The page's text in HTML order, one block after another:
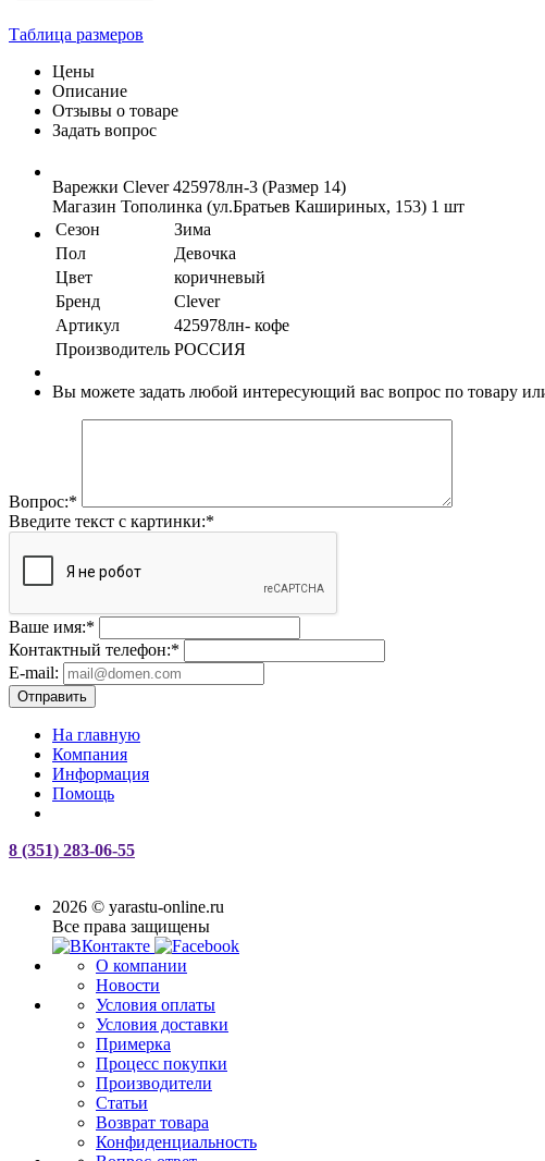
Таблица размеров
Цены
Описание
Отзывы о товаре
Задать вопрос
Варежки Clever 425978лн-3 (Размер 14)
Магазин Тополинка (ул.Братьев Кашириных, 153) 1 шт
Сезон
Зима
Пол
Девочка
Цвет
коричневый
Бренд
Clever
Артикул
425978лн- кофе
Производитель РОССИЯ
Вы можете задать любой интересующий вас вопрос по товару
Вопрос:*
Введите текст с картинки:*
Ваше имя:*
Контактный телефон:*
E-mail:
Отправить
На главную
Компания
Информация
Помощь
8 (351) 283-06-55
2026 © yarastu-online.ru
Все права защищены
О компании
Новости
Условия оплаты
Условия доставки
Примерка
Процесс покупки
Производители
Статьи
Возврат товара
Конфиденциальность